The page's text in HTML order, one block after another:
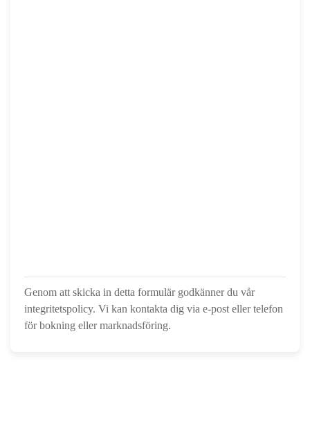
Genom att skicka in detta formulär godkänner du vår
integritetspolicy. Vi kan kontakta dig via e-post eller telefon
för bokning eller marknadsföring.